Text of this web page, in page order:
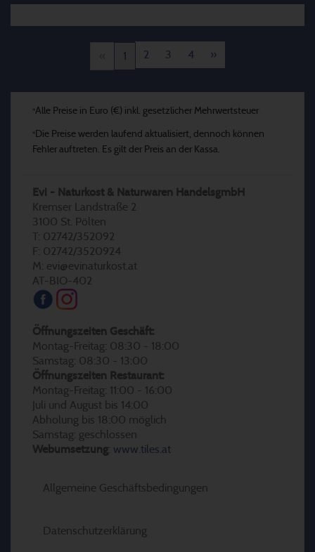
1 2 3 4 »
*Alle Preise in Euro (€) inkl. gesetzlicher Mehrwertsteuer
* Die Preise werden laufend aktualisiert, dennoch können
Fehler auftreten. Es gilt der Preis an der Kassa.
Evi - Naturkost & Naturwaren HandelsgmbH
Kremser Landstraße 2
3100 St. Pölten
T: 02742/352092
F: 02742/3520924
M: evi@evinaturkost.at
AT-BIO-402
Öffnungszeiten Geschäft:
Montag-Freitag: 08:30 - 18:00
Samstag: 08:30 - 13:00
Öffnungszeiten Restaurant:
Montag-Freitag: 11:00 - 16:00
Juli und August bis 14:00
Abholung bis 18:00 möglich
Samstag: geschlossen
Webumsetzung: www.tiles.at
Allgemeine Geschäftsbedingungen
Datenschutzerklärung